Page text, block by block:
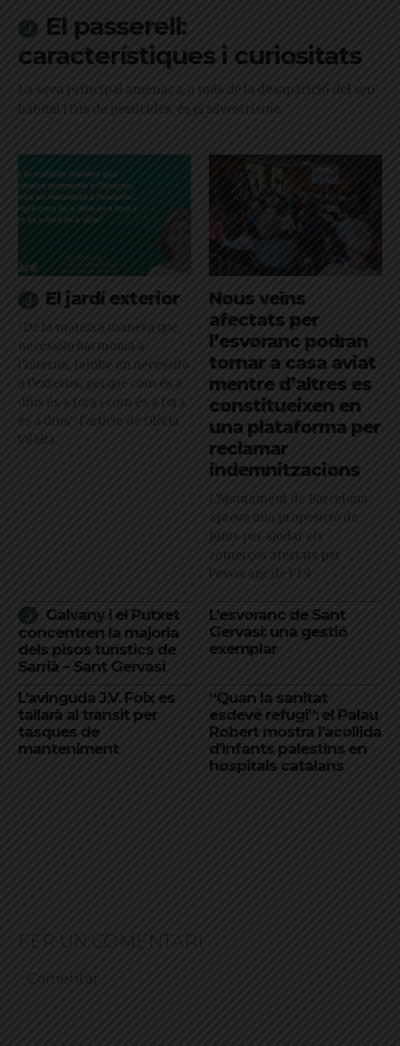
El passerell:
característiques i curiositats
La seva principal amenaça, a més de la desaparició del seu
hàbitat i l'ús de pesticides, és el silvestrisme
El jardí exterior
"De la mateixa manera que
necessito harmonia a
l’interior, també en necessito
a l’exterior, perquè com és a
dins és a fora i com és a fora
és a dins": l'article de Glòria
Vilalta
Nous veïns
afectats per
l’esvoranc podran
tornar a casa aviat
mentre d’altres es
constitueixen en
una plataforma per
reclamar
indemnitzacions
L’Ajuntament de Barcelona
aprova una proposició de
Junts per ajudar els
comerços afectats per
l'esvoranc de l'L9
Galvany i el Putxet
concentren la majoria
dels pisos turístics de
Sarrià – Sant Gervasi
L’esvoranc de Sant
Gervasi: una gestió
exemplar
L’avinguda J.V. Foix es
tallarà al trànsit per
tasques de
manteniment
“Quan la sanitat
esdevé refugi”: el Palau
Robert mostra l’acollida
d’infants palestins en
hospitals catalans
FER UN COMENTARI